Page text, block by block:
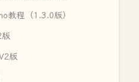
教程（1.3.0版）
版